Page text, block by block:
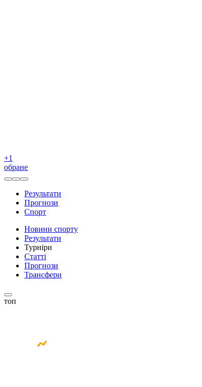
+1
обране
Результати
Прогнози
Спорт
Новини спорту
Результати
Турніри
Статті
Прогнози
Трансфери
топ